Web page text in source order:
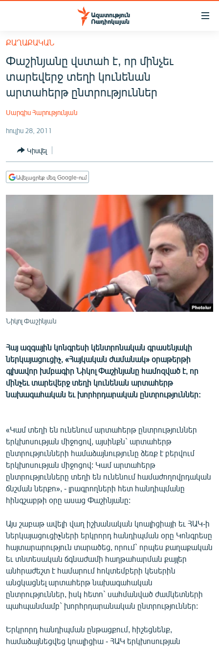
Մատչելիության
հիմնական
բովանդակությանը
հիմնական
մենյուին
ՀԱՅԱՍՏԱՆ
ՔԱՂԱՔԱԿԱՆ
ՏՆՏԵՍՈՒԹՅՈՒՆ
ՂԱՐԱԲԱՂ
ՄՇԱԿՈՒՅԹ
ՍՊՈՐՏ
ՄԵԿՆԱԲԱՆՈՒԹՅՈՒՆ
ՏՏ ԵՒ ԻՆՏԵՐՆԵՏ
ՏԵՍԱՆՅՈՒԹԵՐ
ԲԱՆԱՎԵՃ
ՁԳՏԵԼՈՎ ԼԱՎԱԳՈՒՅՆԻՆ
Հայերեն
English
Русский
ՀԵՏԵՎԵՔ ՄԵԶ
«Ազատության» բոլոր կայքերը
ՔԱՂԱՔԱԿԱՆ
Փաշինյանը վստահ է, որ մինչեւ
տարեվերջ տեղի կունենան
արտահերթ ընտրություններ
Սարգիս Հարությունյան
հուլիս 28, 2011
Կիսվել
Ավելացրեք մեզ Google-ում
Նիկոլ Փաշինյան
Հայ ազգային կոնգրեսի կենտրոնական գրասենյակի
ներկայացուցիչ, «Հայկական ժամանակ» օրաթերթի
գլխավոր խմբագիր Նիկոլ Փաշինյանը համոզված է, որ
մինչեւ տարեվերջ տեղի կունենան արտահերթ
նախագահական եւ խորհրդարական ընտրություններ:
«Կամ տեղի են ունենում արտահերթ ընտրություններ
երկխոսության միջոցով, այսինքն` արտահերթ
ընտրությունների համաձայնությունը ձեռք է բերվում
երկխոսության միջոցով: Կամ արտահերթ
ընտրությունները տեղի են ունենում համաժողովրդական
ճնշման ներքո», - լրագրողների հետ հանդիպմանը
հինգշաբթի օրը ասաց Փաշինյանը:
Այս շաբաթ ավելի վաղ իշխանական կոալիցիայի եւ ՀԱԿ-ի
ներկայացուցիչների երկրորդ հանդիպման օրը Կոնգրեսը
հայտարարություն տարածեց, որում` որպես քաղաքական
եւ տնտեսական ճգնաժամի հաղթահարման քայլեր
անհրաժեշտ է համարում հոկտեմբերի կեսերին
անցկացնել արտահերթ նախագահական
ընտրություններ, իսկ հետո` սահմանված ժամկետների
պահպանմամբ` խորհրդարանական ընտրություններ:
Երկրորդ հանդիպման ընթացքում, հիշեցնենք,
համաձայնեցվեց կոալիցիա - ՀԱԿ երկխոսության